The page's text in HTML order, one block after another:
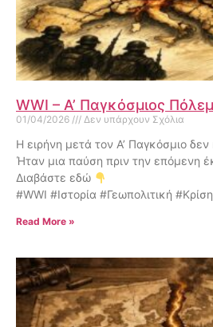
WWI – Α’ Παγκόσμιος
01/04/2026 Δεν υπάρχουν Σχόλια
Η ειρήνη μετά τον Α’ Παγκόσμιο δεν
Ήταν μια παύση πριν την επόμενη
Διαβάστε εδώ
#WWI #Ιστορία #Γεωπολιτική #Κρίση
Read More »